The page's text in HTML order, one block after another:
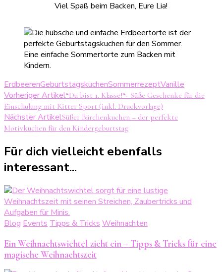
Viel Spaß beim Backen, Eure Lia!
ErdbeerenGeburtstagskuchenSommerrezeptVanille
Beitragsnavigation
Vorheriger Artikel“Du bist 1. Klasse!“- Süße Geschenke für die
Einschulung mit Ritter Sport (inkl. Druckvorlage)
Nächster ArtikelSüßer Bärchenkuchen – der perfekte
Motivkuchen für den Kindergeburtstag
Für dich vielleicht ebenfalls
interessant...
Blog Events Tipps & Tricks Weihnachten
Ein Weihnachtswichtel zieht ein – Tipps & Tricks für eine
magische Weihnachtszeit